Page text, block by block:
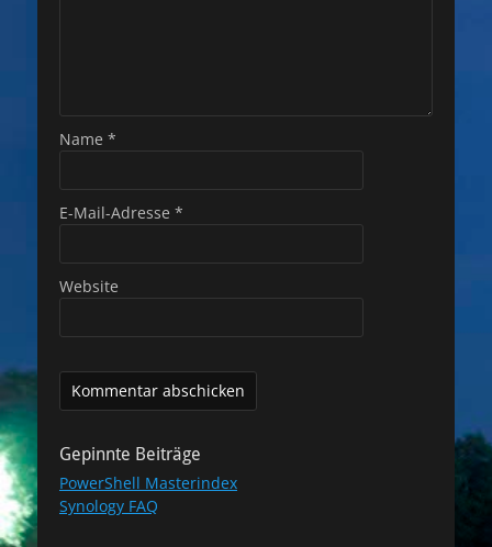
Name *
E-Mail-Adresse *
Website
Gepinnte Beiträge
PowerShell Masterindex
Synology FAQ